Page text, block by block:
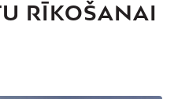
RĪKOŠANAI